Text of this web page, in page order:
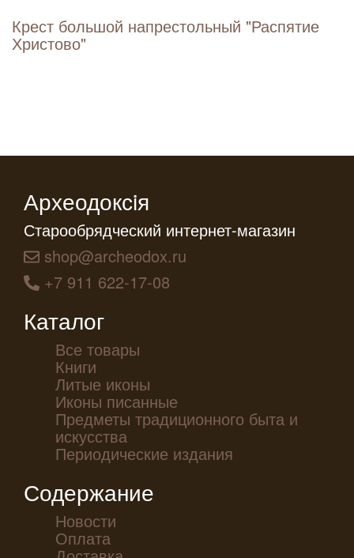
Крест большой напрестольный "Распятие
Христово"
Археодоксiя
Старообрядческий интернет-магазин
shop@archeodox.ru
+7 911 622-17-08
Каталог
Все товары
Книги
Литые иконы
Иконы писанные
Предметы традиционного быта и
искусства
Периодические издания
Содержание
Новости
Оплата